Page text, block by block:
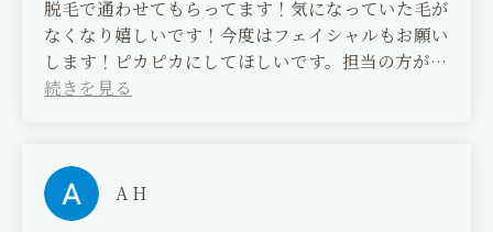
the dermatologist but it didn't improve much,
but since I started coming to KAGRA, I can see
my skin changing drastically, and people
around me often tell me that my skin has
to do it at home, which is really helpful. Please
teach me more. I look forward to working with
脱毛で通わせてもらってます！気になっていた毛が
なくなり嬉しいです！今度はフェイシャルもお願い
します！ピカピカにしてほしいです。担当の方がと
ても話やすいので、緊張もほぐれました。これから
(Translated by Google)
I'm a regular customer for hair removal! I'm so
happy that the hair that bothered me is gone!
A H